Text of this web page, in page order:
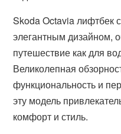
Skoda Octavia лифтбек
элегантным дизайном,
путешествие как для
Великолепная
функциональность и
эту модель
комфорт и стиль.